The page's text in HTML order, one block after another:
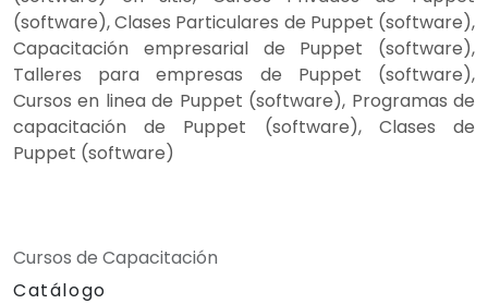
(software), Clases Particulares de Puppet (software),
Capacitación empresarial de Puppet (software),
Talleres para empresas de Puppet (software),
Cursos en linea de Puppet (software), Programas de
capacitación de Puppet (software), Clases de
Puppet (software)
Cursos de Capacitación
Catálogo